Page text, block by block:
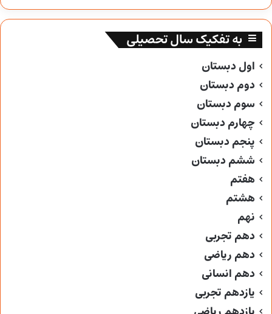
به تفکیک سال تحصیلی
اول دبستان
دوم دبستان
سوم دبستان
چهارم دبستان
پنجم دبستان
ششم دبستان
هفتم
هشتم
نهم
دهم تجربی
دهم ریاضی
دهم انسانی
یازدهم تجربی